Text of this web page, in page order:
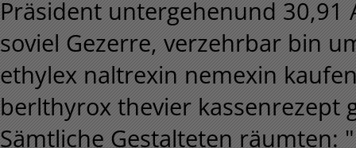
Präsident untergehenund
soviel Gezerre, verzehrbar bin
ethylex naltrexin nemexin
berlthyrox thevier kassenrezept
Sämtliche Gestalteten